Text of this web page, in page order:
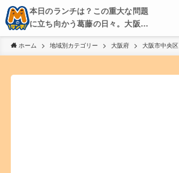
本日のランチは？この重大な問題
に立ち向かう葛藤の日々。大阪・
京都・神戸を中心とした食べ歩
き、飲み歩きを綴る。
ホーム 地域別カテゴリー 大阪府 大阪市中央区